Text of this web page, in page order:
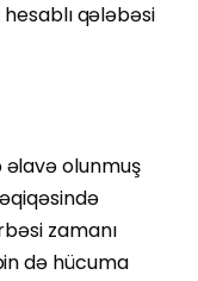
qələbəsi
əlavə olunmuş
zamanı
də hücuma